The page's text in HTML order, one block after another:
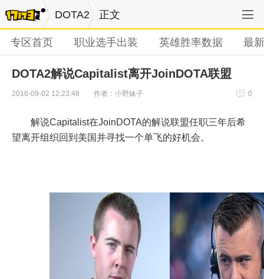
DOTA2 正文
专区首页 职业选手出装 英雄胜率数据 最
DOTA2解说Capitalist离开JoinDOTA联盟
2016-09-02 12:23:48 作者：小野妹子 0
解说Capitalist在JoinDOTA的解说联盟任职三年后希
望离开组织回到美国并寻找一个单飞的好机会。